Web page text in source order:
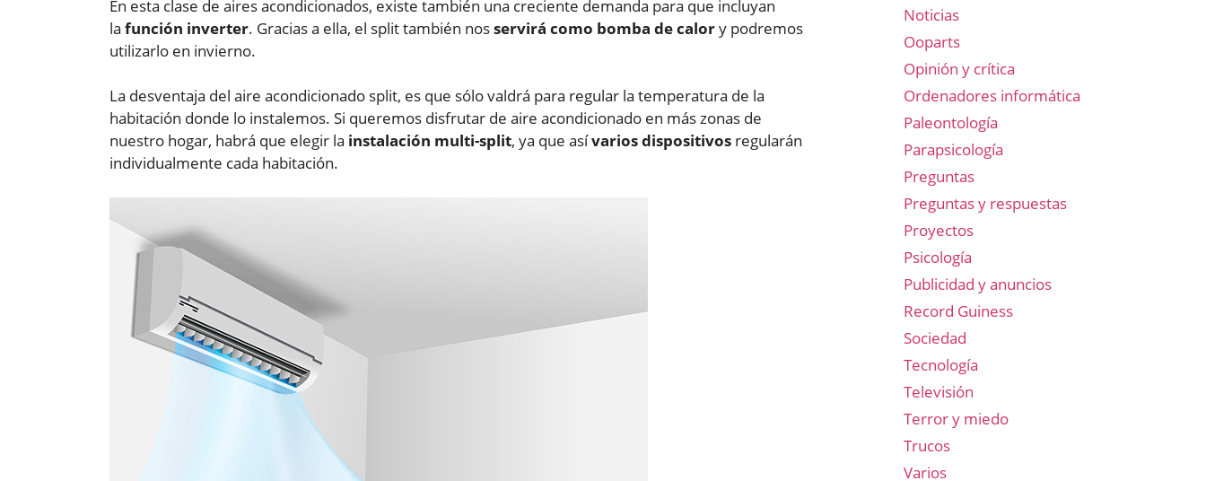
En esta clase de aires acondicionados, existe también una creciente demanda para que incluyan
la función inverter. Gracias a ella, el split también nosservirá como bomba de calory podremos
utilizarlo en invierno.
La desventaja del aire acondicionado split, es que sólo valdrá para regular la temperatura de la
habitación donde lo instalemos. Si queremos disfrutar de aire acondicionado en más zonas de
nuestro hogar, habrá que elegir la instalación multi-split, ya que asívarios dispositivos regularán
individualmente cada habitación.
Noticias
Ooparts
Opinión y crítica
Ordenadores informática
Paleontología
Parapsicología
Preguntas
Preguntas y respuestas
Proyectos
Psicología
Publicidad y anuncios
Record Guiness
Sociedad
Tecnología
Televisión
Terror y miedo
Trucos
Varios